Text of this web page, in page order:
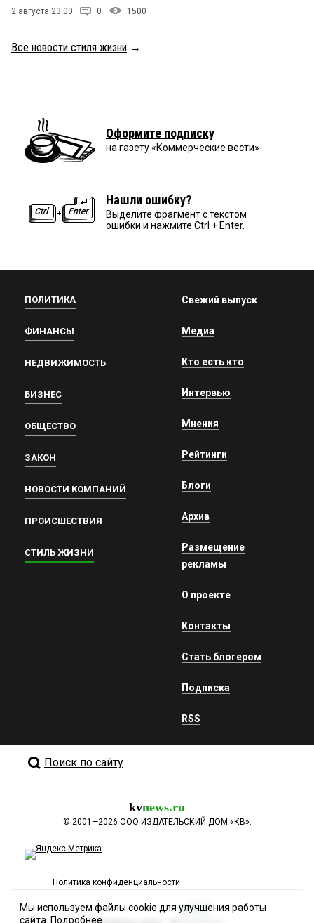
2 августа 23:00 0 1500
Все новости стиля жизни →
Оформите подписку
на газету «Коммерческие вести»
Нашли ошибку?
Выделите фрагмент с текстом
ошибки и нажмите Ctrl + Enter.
ПОЛИТИКА
ФИНАНСЫ
НЕДВИЖИМОСТЬ
БИЗНЕС
ОБЩЕСТВО
ЗАКОН
НОВОСТИ КОМПАНИЙ
ПРОИСШЕСТВИЯ
СТИЛЬ ЖИЗНИ
Свежий выпуск
Медиа
Кто есть кто
Интервью
Мнения
Рейтинги
Блоги
Архив
Размещение
рекламы
О проекте
Контакты
Стать блогером
Подписка
RSS
Поиск по сайту
kvnews.ru
© 2001—2026 ООО ИЗДАТЕЛЬСКИЙ ДОМ «КВ».
Политика конфиденциальности
Мы используем файлы cookie для улучшения работы
сайта. Подробнее